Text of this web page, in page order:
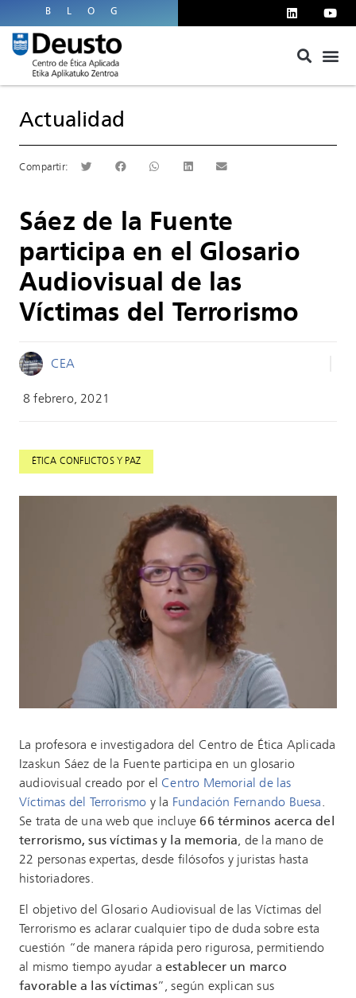
BLOG
Actualidad
Sáez de la Fuente
participa en el Glosario
Audiovisual de las
Víctimas del Terrorismo
CEA
8 febrero, 2021
ÉTICA CONFLICTOS Y PAZ
La profesora e investigadora del Centro de Ética Aplicada
Izaskun Sáez de la Fuente participa en un glosario
audiovisual creado por el Centro Memorial de las
Víctimas del Terrorismo y la Fundación Fernando Buesa .
Se trata de una web que incluye 66 términos acerca del
terrorismo, sus víctimas y la memoria, de la mano de
22 personas expertas, desde filósofos y juristas hasta
historiadores.
El objetivo del Glosario Audiovisual de las Víctimas del
Terrorismo es aclarar cualquier tipo de duda sobre esta
cuestión “de manera rápida pero rigurosa, permitiendo
al mismo tiempo ayudar a establecer un marco
favorable a las víctimas”, según explican sus